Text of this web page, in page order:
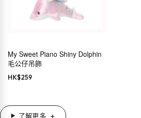
My Sweet Piano Shiny Dolphin
毛公仔吊飾
HK$259
了解更多